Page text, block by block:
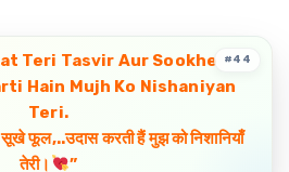
Teri Tasvir Aur Sookhe
Hain Mujh Ko Nishaniyan
Teri.
फूल,..उदास करती हैं मुझ को निशानियाँ
तेरी।
”
#44